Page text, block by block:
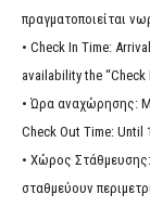
πραγματοποιείται
• Check In Time:
availability the “Check
• Ώρα αναχώρησης:
Check Out Time: Until
• Χώρος
σταθμεύουν